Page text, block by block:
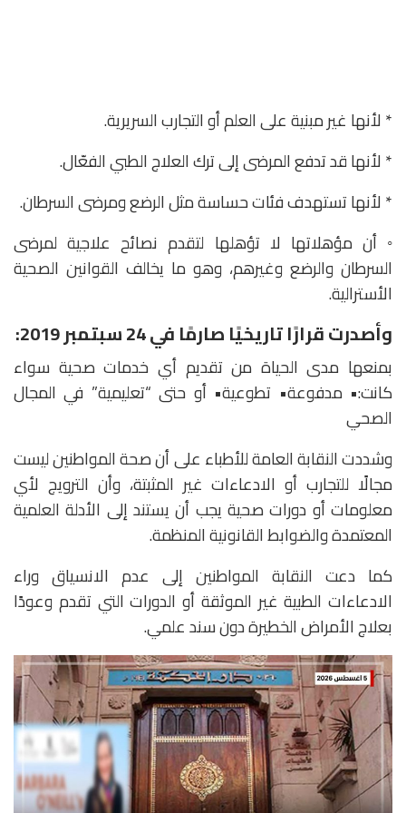
* لأنها غير مبنية على العلم أو التجارب السريرية.
* لأنها قد تدفع المرضى إلى ترك العلاج الطبي الفعّال.
* لأنها تستهدف فئات حساسة مثل الرضع ومرضى السرطان.
◦ أن مؤهلاتها لا تؤهلها لتقدم نصائح علاجية لمرضى
السرطان والرضع وغيرهم، وهو ما يخالف القوانين الصحية
الأسترالية.
وأصدرت قرارًا تاريخيًا صارمًا في 24 سبتمبر 2019:
بمنعها مدى الحياة من تقديم أي خدمات صحية سواء
كانت:• مدفوعة• تطوعية• أو حتى “تعليمية” في المجال
الصحي
وشددت النقابة العامة للأطباء على أن صحة المواطنين ليست
مجالًا للتجارب أو الادعاءات غير المثبتة، وأن الترويج لأي
معلومات أو دورات صحية يجب أن يستند إلى الأدلة العلمية
المعتمدة والضوابط القانونية المنظمة.
كما دعت النقابة المواطنين إلى عدم الانسياق وراء
الادعاءات الطبية غير الموثقة أو الدورات التي تقدم وعودًا
بعلاج الأمراض الخطيرة دون سند علمي.